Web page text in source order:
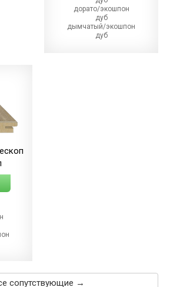
дорато/экошпон
дуб
дымчатый/экошпон
дуб
сопутствующие →